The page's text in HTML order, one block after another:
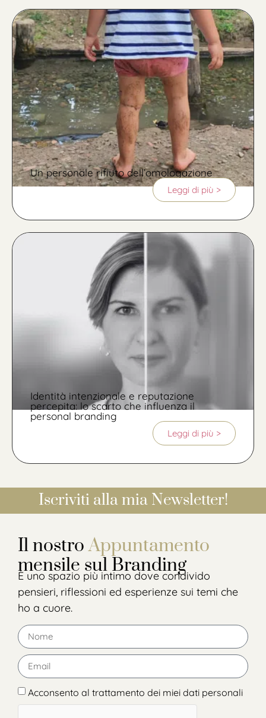
Un personale rifiuto dell’omologazione
Leggi di più >
Identità intenzionale e reputazione
percepita: lo scarto che influenza il
personal branding
Leggi di più >
Iscriviti alla mia Newsletter!
Il nostroAppuntamento
mensile sul Branding
È uno spazio più intimo dove condivido
pensieri, riflessioni ed esperienze sui temi che
ho a cuore.
Acconsento al trattamento dei miei dati personali